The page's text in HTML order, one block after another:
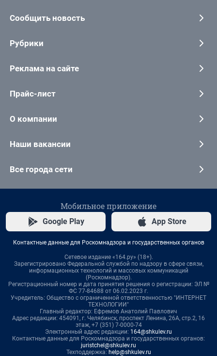
Сообщить новость
Рубрики
Реклама на сайте
Прайс-лист
О компании
Наши вакансии
Все города сети
Мобильное приложение
Google Play App Store
Контактные данные для Роскомнадзора и государственных органов
Сетевое издание «164.ру» (18+).
Зарегистрировано Федеральной службой по надзору в сфере связи,
информационных технологий и массовых коммуникаций
(Роскомнадзор).
Регистрационный номер и дата принятия решения о регистрации: ЭЛ №
ФС 77-84688 от 06.02.2023 г.
Учредитель: Общество с ограниченной ответственностью "ИНТЕРНЕТ
ТЕХНОЛОГИИ"
Главный редактор: Ефремов Анатолий Павлович
Адрес редакции: 454091, г. Челябинск, проспект Ленина, 26А, стр.2, 16
этаж, +7 (351) 7-0000-74
Электронный адрес редакции: 164@shkulev.ru
Контактные данные для Роскомнадзора и государственных органов:
juristchel@shkulev.ru
Техподдержка: help@shkulev.ru